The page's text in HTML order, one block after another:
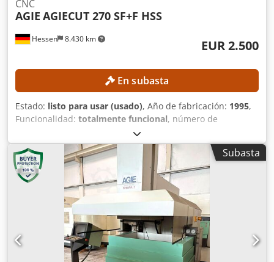
Hessen 8.430 km
CNC
AGIE AGIECUT 270 SF+F HSS
EUR 2.500
En subasta
Estado: listo para usar (usado), Año de fabricación: 1995,
Funcionalidad: totalmente funcional, número de
, recorrido eje X:
recorrido del eje Y:250 mm, recorrido del eje Z:256 mm,
Diámetro del alambre (máx.):
0,33 mm , modelo de
controlador:AGIEVISION / AGIE HSS-Steuerung
mínimo: ¡venta garantizada al precio más alto!
ESPECIFICACIONES TÉCNICAS Recorrido del eje X: 350 mm
Recorrido del eje Y: 250 mm Recorrido del eje Z: 256 mm
Recorrido de los ejes U/V: ±70 mm Resolución de
posicionamiento: 0,0001 mm Precisión de posicionamiento:
aprox. ±3 µm Datos de mecanizado Máx. conicidad: 30° a
una altura de pieza de 100 mm Calidad superficial: hasta
Subasta